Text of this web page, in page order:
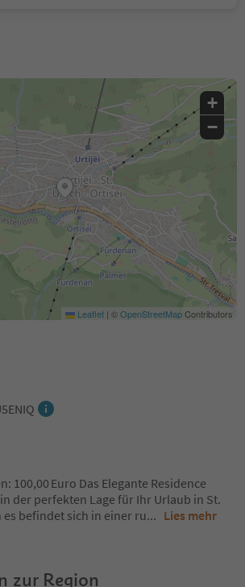
+
−
Leaflet | ©OpenStreetMapContributors
100,00 Euro Das Elegante Residence
der perfekten Lage für Ihr Urlaub in St.
befindet sich in einer ru... Lies mehr
zur Region